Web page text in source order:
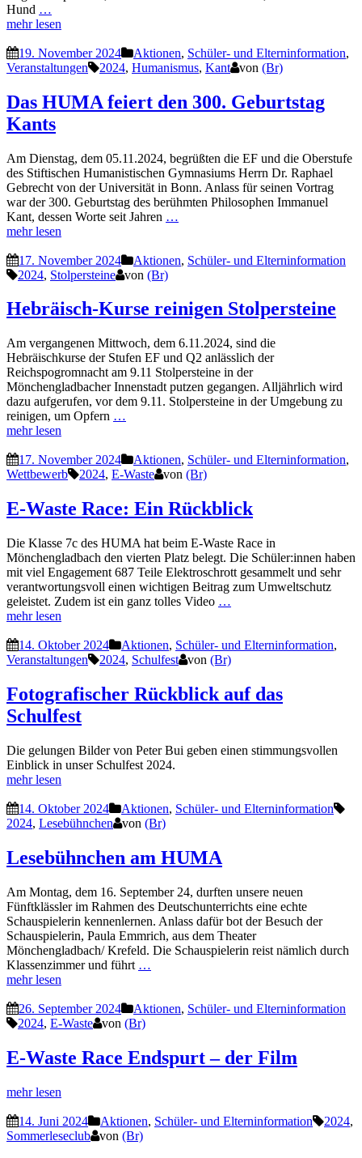
Hund …
mehr lesen
19. November 2024 Aktionen, Schüler- und Elterninformation,
Veranstaltungen
2024, Humanismus, Kant von (Br)
Das HUMA feiert den 300. Geburtstag
Kants
Am Dienstag, dem 05.11.2024, begrüßten die EF und die Oberstufe
des Stiftischen Humanistischen Gymnasiums Herrn Dr. Raphael
Gebrecht von der Universität in Bonn. Anlass für seinen Vortrag
war der 300. Geburtstag des berühmten Philosophen Immanuel
Kant, dessen Worte seit Jahren …
mehr lesen
17. November 2024 Aktionen, Schüler- und Elterninformation
2024, Stolpersteine von (Br)
Hebräisch-Kurse reinigen Stolpersteine
Am vergangenen Mittwoch, dem 6.11.2024, sind die
Hebräischkurse der Stufen EF und Q2 anlässlich der
Reichspogromnacht am 9.11 Stolpersteine in der
Mönchengladbacher Innenstadt putzen gegangen. Alljährlich wird
dazu aufgerufen, vor dem 9.11. Stolpersteine in der Umgebung zu
reinigen, um Opfern …
mehr lesen
17. November 2024 Aktionen, Schüler- und Elterninformation,
Wettbewerb
2024, E-Waste von (Br)
E-Waste Race: Ein Rückblick
Die Klasse 7c des HUMA hat beim E-Waste Race in
Mönchengladbach den vierten Platz belegt. Die Schüler:innen haben
mit viel Engagement 687 Teile Elektroschrott gesammelt und sehr
verantwortungsvoll einen wichtigen Beitrag zum Umweltschutz
geleistet. Zudem ist ein ganz tolles Video …
mehr lesen
14. Oktober 2024 Aktionen, Schüler- und Elterninformation,
Veranstaltungen
2024, Schulfest von (Br)
Fotografischer Rückblick auf das
Schulfest
Die gelungen Bilder von Peter Bui geben einen stimmungsvollen
Einblick in unser Schulfest 2024.
mehr lesen
14. Oktober 2024 Aktionen, Schüler- und Elterninformation
2024, Lesebühnchen von (Br)
Lesebühnchen am HUMA
Am Montag, dem 16. September 24, durften unsere neuen
Fünftklässler im Rahmen des Deutschunterrichts eine echte
Schauspielerin kennenlernen. Anlass dafür bot der Besuch der
Schauspielerin, Paula Emmrich, aus dem Theater
Mönchengladbach/ Krefeld. Die Schauspielerin reist nämlich durch
Klassenzimmer und führt …
mehr lesen
26. September 2024 Aktionen, Schüler- und Elterninformation
2024, E-Waste von (Br)
E-Waste Race Endspurt – der Film
mehr lesen
14. Juni 2024 Aktionen, Schüler- und Elterninformation 2024,
Sommerleseclub
von (Br)